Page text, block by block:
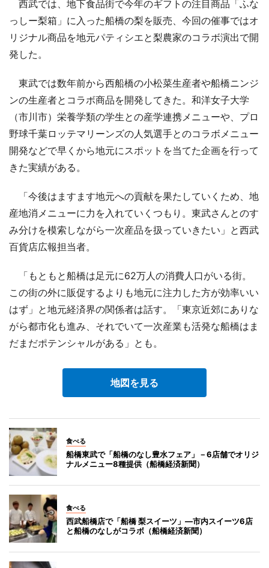
西武では、地下食品街で今年のギフトの注目商品「ふな
っしー梨箱」に入った船橋の梨を販売、今回の催事ではオ
リジナル商品を地元パティシエと梨農家のコラボ演出で開
発した。
東武では数年前から西船橋の小松菜生産者や船橋ニンジ
ンの生産者とコラボ商品を開発してきた。和洋女子大学
（市川市）栄養学類の学生との産学連携メニューや、プロ
野球千葉ロッテマリーンズの人気選手とのコラボメニュー
開発などで早くから地元にスポットを当てた企画を行って
きた実績がある。
「今後はますます地元への貢献を果たしていくため、地
産地消メニューに力を入れていくつもり。東武さんとのす
み分けを模索しながら一次産品を扱っていきたい」と西武
百貨店広報担当者。
「もともと船橋は足元に62万人の消費人口がいる街。
この街の外に販促するよりも地元に注力した方が効率いい
はず」と地元経済界の関係者は話す。「東京近郊にありな
がら都市化も進み、それでいて一次産業も活発な船橋はま
だまだポテンシャルがある」とも。
地図を見る
食べる
船橋東武で「船橋のなし豊水フェア」－6店舗でオリジ
ナルメニュー8種提供（船橋経済新聞）
食べる
西武船橋店で「船橋 梨スイーツ」―市内スイーツ6店
と船橋のなしがコラボ（船橋経済新聞）